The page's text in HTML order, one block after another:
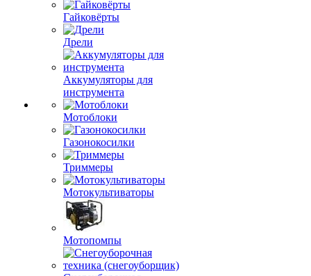
Гайковёрты
Дрели
Аккумуляторы для
инструмента
Мотоблоки
Газонокосилки
Триммеры
Мотокультиваторы
Мотопомпы